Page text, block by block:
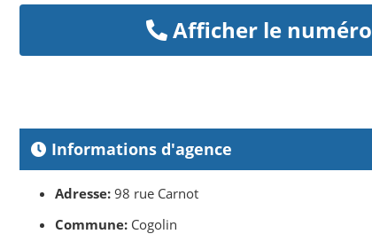
Afficher le numéro
Informations d'agence
Adresse: 98 rue Carnot
Commune: Cogolin